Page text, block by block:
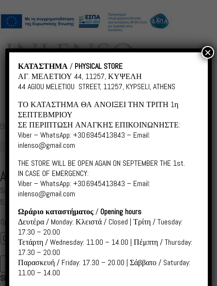
Home /Abstract Urban/ AU014 Oaka
AU014 OAKA
Scroll down for Greek
5,00
Price
range:
5,00 €
through
55,00 €
Options
AU014
Oaka
ADD TO CART
SKU:
AU014
ΚΑΤΑΣΤΗΜΑ/ PHYSICAL STORE
ΑΓ. ΜΕΛΕΤΙΟΥ 44, 11257, ΚΥΨΕΛΗ
44 AGIOU MELETIOU STREET, 11257, KYPSELI, ATHENS
ΤΟ ΚΑΤΑΣΤΗΜΑ ΘΑ ΑΝΟΙΞΕΙ ΤΗΝ ΤΡΙΤΗ 1η
ΣΕΠΤΕΒΜΡΙΟΥ
ΣΕ ΠΕΡΙΠΤΩΣΗ ΑΝΑΓΚΗΣ ΕΠΙΚΟΙΝΩΝΗΣΤΕ:
Viber – WhatsApp: +30.6945413843 – Email:
inlenso@gmail.com
THE STORE WILL BE OPEN AGAIN ON SEPTEMBER THE 1st.
IN CASE OF EMERGENCY:
Viber – WhatsApp: +30.6945413843 – Email:
inlenso@gmail.com
Ωράριο καταστήματος/ Opening hours
Δευτέρα / Monday: Κλειστά / Closed | Τρίτη / Tuesday:
17.30 – 20.00
Τετάρτη / Wednesday: 11.00 – 14.00 | Πέμπτη / Thursday:
17.30 – 20.00
Παρασκευή / Friday: 17.30 – 20.00 | Σάββατο / Saturday:
11.00 – 14.00
×